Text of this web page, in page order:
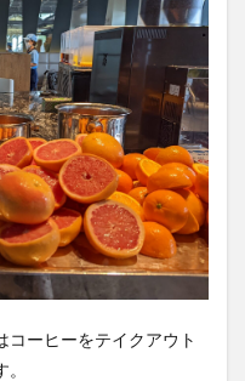
コーヒーをテイクアウト